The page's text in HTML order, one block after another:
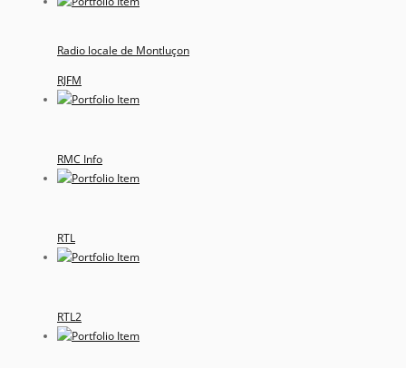
Radio locale de Montluçon
RJFM
RMC Info
RTL
RTL2